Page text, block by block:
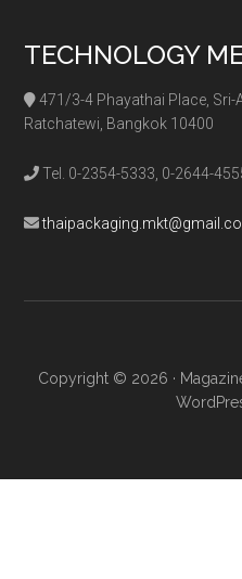
TECHNOLOGY
471/3-4 Phayathai Place,
Ratchatewi, Bangkok 10400
Tel. 0-2354-5333, 0-2644-
Copyright © 2026 ·